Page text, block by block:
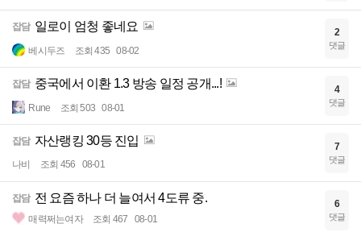
잡담 일로이 엄청 좋네요
베시두즈 조회 435 08-02
2
댓글
잡담 중국에서 이환 1.3 방송 일정 공개...!
Rune 조회 503 08-01
4
댓글
잡담 자산랭킹 30등 진입
나비 조회 456 08-01
7
댓글
잡담 전 요즘 하나 더 늘여서 4도류 중.
매력쩌는여자 조회 467 08-01
6
댓글